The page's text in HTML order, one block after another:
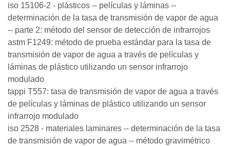
iso 15106-2 - plásticos -- películas y láminas --
determinación de la tasa de transmisión de vapor de agua
-- parte 2: método del sensor de detección de infrarrojos
astm F1249: método de prueba estándar para la tasa de
transmisión de vapor de agua a través de películas y
láminas de plástico utilizando un sensor infrarrojo
modulado
tappi T557: tasa de transmisión de vapor de agua a través
de películas y láminas de plástico utilizando un sensor
infrarrojo modulado
iso 2528 - materiales laminares -- determinación de la tasa
de transmisión de vapor de agua -- método gravimétrico